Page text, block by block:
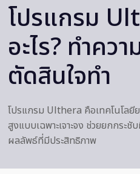
โปรแกรม
อะไร? ทำคว
ตัดสินใจทำ
โปรแกรม Ulthera คือเทคโนโลยี
สูงแบบเฉพาะเจาะจง ช่วยยกกระชั
ผลลัพธ์ที่มีประสิทธิภาพ